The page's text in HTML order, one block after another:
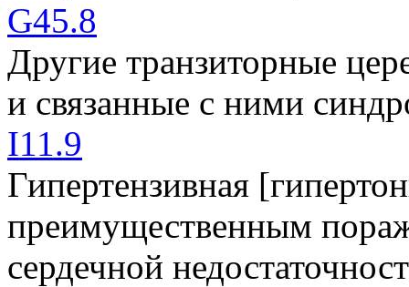
G45.8
Другие транзиторные
и связанные с ними
I11.9
Гипертензивная
преимущественным
сердечной